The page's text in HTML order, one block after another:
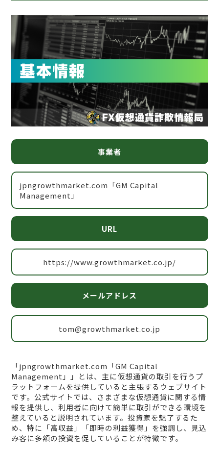
事業者
jpngrowthmarket.com「GM Capital
Management」
URL
https://www.growthmarket.co.jp/
メールアドレス
tom@growthmarket.co.jp
「jpngrowthmarket.com「GM Capital
Management」」とは、主に仮想通貨の取引を行うプ
ラットフォームを提供していると主張するウェブサイト
です。公式サイトでは、さまざまな仮想通貨に関する情
報を提供し、利用者に向けて簡単に取引ができる環境を
整えていると説明されています。投資家を魅了するた
め、特に「高収益」「即時の利益獲得」を強調し、見込
み客に多額の投資を促していることが特徴です。